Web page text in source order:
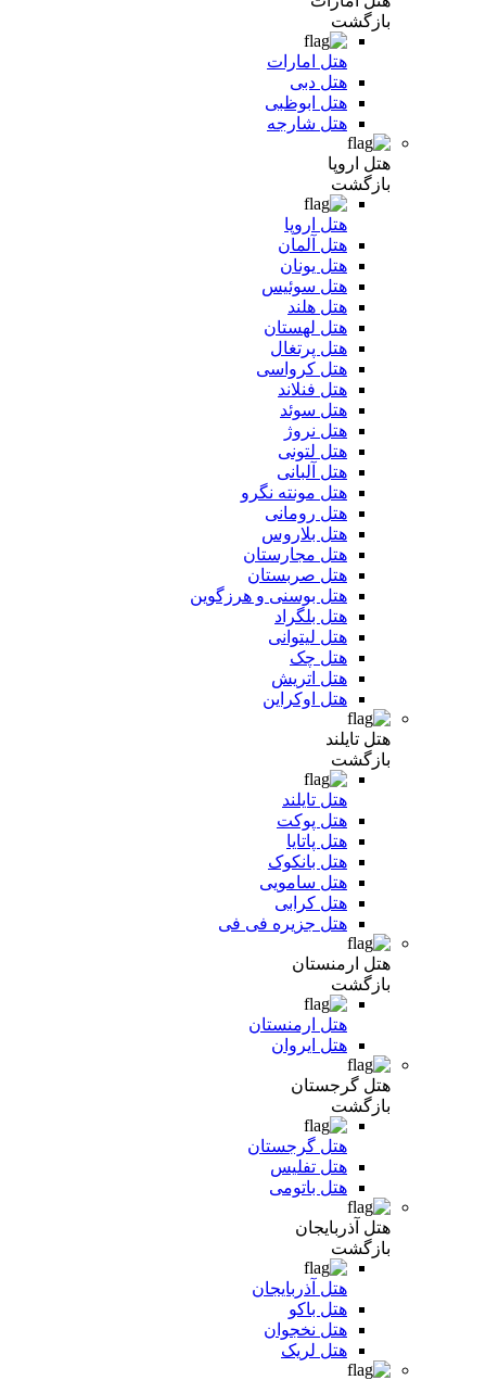
بازگشت
هتل امارات
هتل دبی
هتل ابوظبی
هتل شارجه
هتل اروپا
بازگشت
هتل اروپا
هتل آلمان
هتل یونان
هتل سوئیس
هتل هلند
هتل لهستان
هتل پرتغال
هتل کرواسی
هتل فنلاند
هتل سوئد
هتل نروژ
هتل لتونی
هتل آلبانی
هتل مونته نگرو
هتل رومانی
هتل بلاروس
هتل مجارستان
هتل صربستان
هتل بوسنی و هرزگوین
هتل بلگراد
هتل لیتوانی
هتل چک
هتل اتریش
هتل اوکراین
هتل تایلند
بازگشت
هتل تایلند
هتل پوکت
هتل پاتایا
هتل بانکوک
هتل سامویی
هتل کرابی
هتل جزیره فی فی
هتل ارمنستان
بازگشت
هتل ارمنستان
هتل ایروان
هتل گرجستان
بازگشت
هتل گرجستان
هتل تفلیس
هتل باتومی
هتل آذربایجان
بازگشت
هتل آذربایجان
هتل باکو
هتل نخجوان
هتل لریک